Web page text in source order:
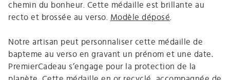
chemin du bonheur. Cette médaille est brillante au
recto et brossée au verso. Modèle déposé
Notre artisan peut personnaliser cette médaille de
bapteme au verso en gravant un prénom et une date.
PremierCadeau s’engage pour la protection de la